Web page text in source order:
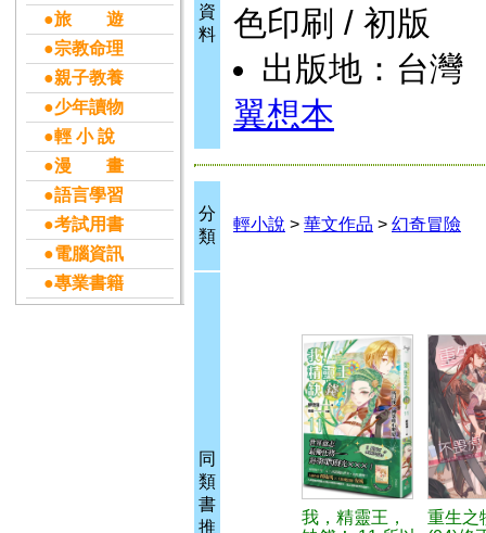
●旅 遊
●宗教命理
●親子教養
●少年讀物
●輕 小 說
●漫 畫
●語言學習
●考試用書
●電腦資訊
●專業書籍
資
料
色印刷 / 初版
出版地：台灣
翼想本
分
類
輕小說 > 華文作品 > 幻奇冒險
同
類
書
推
我，精靈王，
重生之